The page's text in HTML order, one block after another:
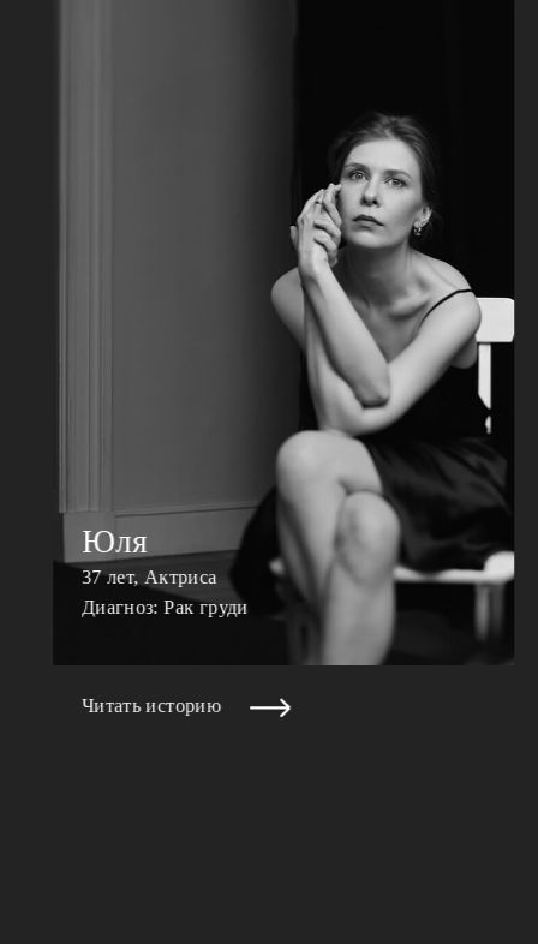
Юля
37 лет, Актриса
Диагноз: Рак груди
Читать историю